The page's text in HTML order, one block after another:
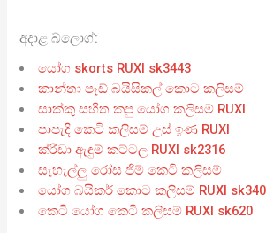
අදාළ බ්ලොග්:
යෝග skorts RUXI sk3443
කාන්තා පෑඩ් බයිසිකල් කොට කලිසම්
සාක්කු සහිත කපු යෝග කලිසම් RUXI
පාපැදි කෙටි කලිසම් උස් ඉණ RUXI
ක්රීඩා ඇඳුම් කට්ටල RUXI sk2316
සැහැල්ලු රෝස ජිම් කෙටි කලිසම්
යෝග බයිකර් කොට කලිසම් RUXI
කෙටි යෝග කෙටි කලිසම් RUXI sk620